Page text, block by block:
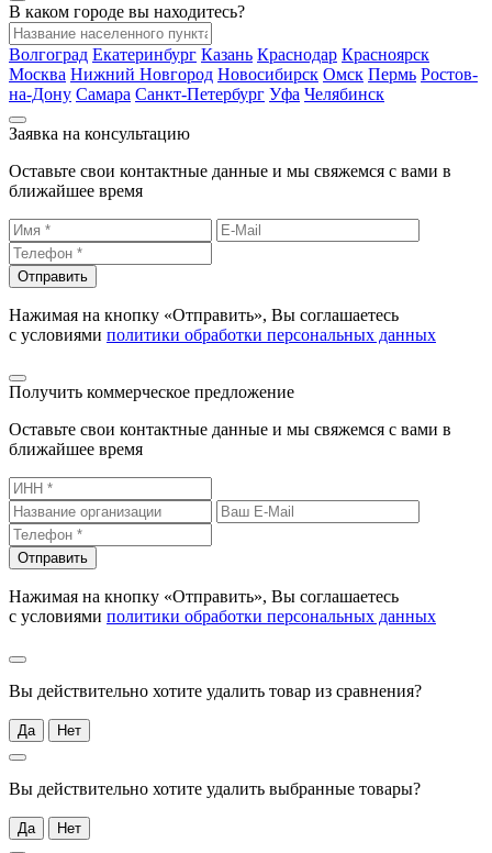
В каком городе вы находитесь?
Волгоград Екатеринбург Казань Краснодар Красноярск
Москва Нижний Новгород Новосибирск Омск Пермь Ростов-
на-Дону Самара Санкт-Петербург Уфа Челябинск
Заявка на консультацию
Оставьте свои контактные данные и мы свяжемся с вами в
ближайшее время
Отправить
Нажимая на кнопку «Отправить», Вы соглашаетесь
с условиями политики обработки персональных данных
Получить коммерческое предложение
Оставьте свои контактные данные и мы свяжемся с вами в
ближайшее время
Отправить
Нажимая на кнопку «Отправить», Вы соглашаетесь
с условиями политики обработки персональных данных
Вы действительно хотите удалить товар из сравнения?
Да Нет
Вы действительно хотите удалить выбранные товары?
Да Нет